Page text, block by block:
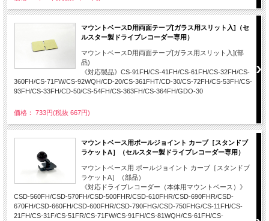
マウントベースD用両面テープ[ガラス用スリット入]（セ
ルスター製ドライブレコーダー専用）
マウントベースD用両面テープ[ガラス用スリット入](部
品)
《対応製品》CS-91FH/CS-41FH/CS-61FH/CS-32FH/CS-
360FH/CS-71FW/CS-92WQH/CD-20/CS-361FHT/CD-30/CS-72FH/CS-53FH/CS-
93FH/CS-33FH/CD-50/CS-54FH/CS-363FH/CS-364FH/GDO-30
価格： 733円(税抜 667円)
マウントベース用ボールジョイント カーブ［スタンドブ
ラケットA］（セルスター製ドライブレコーダー専用）
マウントベース用 ボールジョイント カーブ［スタンドブ
ラケットA］（部品）
《対応ドライブレコーダー（本体用マウントベース）》
CSD-560FH/CSD-570FH/CSD-500FHR/CSD-610FHR/CSD-690FHR/CSD-
670FH/CSD-660FH/CSD-600FHR/CSD-790FHG/CSD-750FHG/CS-11FH/CS-
21FH/CS-31F/CS-51FR/CS-71FW/CS-91FH/CS-81WQH/CS-61FH/CS-